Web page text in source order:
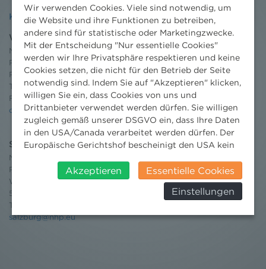
Kontakt
Wien
Niederhuber & Partner
Rechtsanwälte GmbH
Reisnerstraße 53, 1030 Wien
T:
+43 1 513 21 24-0
F: +43 1 513 21 24-300
office@nhp.eu
Salzburg
Niederhuber & Partner
Rechtsanwälte GmbH
Wilhelm-Spazier-Straße 2a
5020 Salzburg
T:
salzburg@nhp.eu
Wir verwenden Cookies. Viele sind notwendig, um
die Website und ihre Funktionen zu betreiben,
andere sind für statistische oder Marketingzwecke.
Mit der Entscheidung "Nur essentielle Cookies"
werden wir Ihre Privatsphäre respektieren und keine
Cookies setzen, die nicht für den Betrieb der Seite
notwendig sind. Indem Sie auf "Akzeptieren" klicken,
willigen Sie ein, dass Cookies von uns und
Drittanbieter verwendet werden dürfen. Sie willigen
zugleich gemäß unserer DSGVO ein, dass Ihre Daten
in den USA/Canada verarbeitet werden dürfen. Der
Europäische Gerichtshof bescheinigt den USA kein
insbesondere das Risiko, dass ihre Daten durch US-
Behörden, zu Kontroll- und zu
Überwachungszwecken, verarbeitet werden und
werden können. Zudem finden Sie am
Akzeptieren
Essentielle Cookies
Einstellungen